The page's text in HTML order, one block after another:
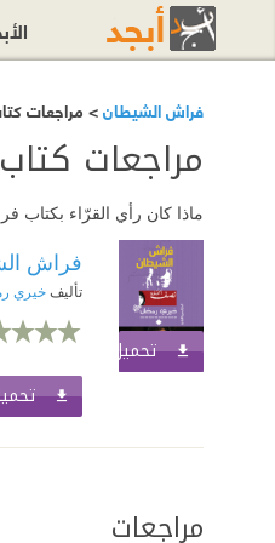
فراش الشيطان> مراجعات
مراجعات
ماذا كان رأي القرّاء
تحميل الكتاب
فراش
تأليفخيري
مراجعات